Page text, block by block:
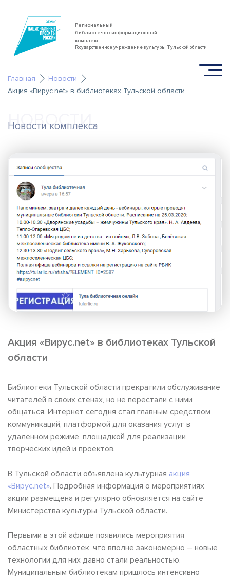
Региональный
библиотечно-информационный
комплекс
Государственное учреждение культуры Тульской области
Главная
Новости
Акция «Вирус.net» в библиотеках Тульской области
Новости комплекса
НОВОСТИ
Акция «Вирус.net» в библиотеках Тульской
области
Библиотеки Тульской области прекратили обслуживание
читателей в своих стенах, но не перестали с ними
общаться. Интернет сегодня стал главным средством
коммуникаций, платформой для оказания услуг в
удаленном режиме, площадкой для реализации
творческих идей и проектов.
В Тульской области объявлена культурная акция
«Вирус.net». Подробная информация о мероприятиях
акции размещена и регулярно обновляется на сайте
Министерства культуры Тульской области.
Первыми в этой афише появились мероприятия
областных библиотек, что вполне закономерно – новые
технологии для них давно стали реальностью.
Муниципальным библиотекам пришлось интенсивно